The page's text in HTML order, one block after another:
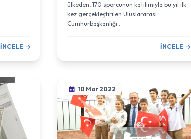
İNCELE
ülkeden, 170 sporcunun katılımıyla bu yıl ilk
kez gerçekleştirilen Uluslararası
Cumhurbaşkanlığı...
İNCELE
10 Mar 2022